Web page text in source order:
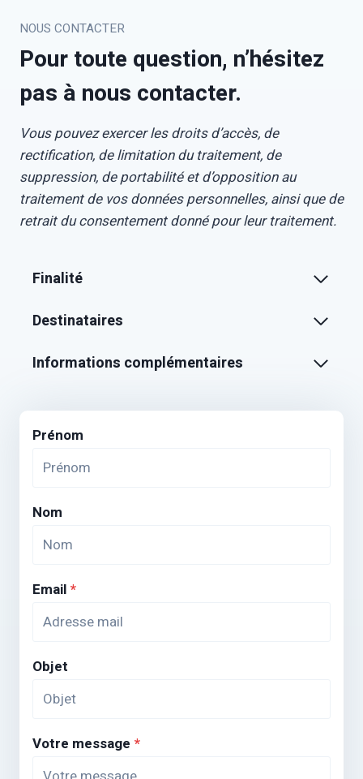
NOUS CONTACTER
Pour toute question, n’hésitez
pas à nous contacter.
Vous pouvez exercer les droits d’accès, de
rectification, de limitation du traitement, de
suppression, de portabilité et d’opposition au
traitement de vos données personnelles, ainsi que de
retrait du consentement donné pour leur traitement.
Finalité
Destinataires
Informations complémentaires
Prénom
Nom
Email *
Objet
Votre message *